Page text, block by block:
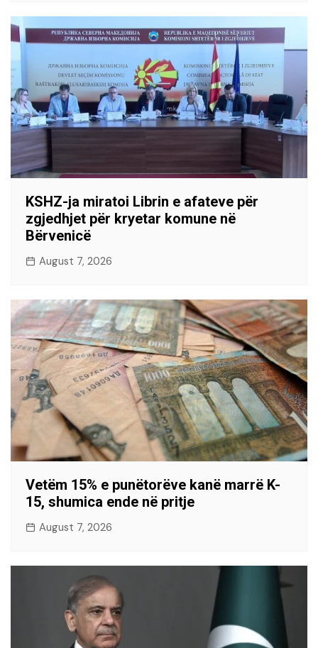
KSHZ-ja miratoi Librin e afateve për
zgjedhjet për kryetar komune në
Bërvenicë
August 7, 2026
Vetëm 15% e punëtorëve kanë marrë K-
15, shumica ende në pritje
August 7, 2026